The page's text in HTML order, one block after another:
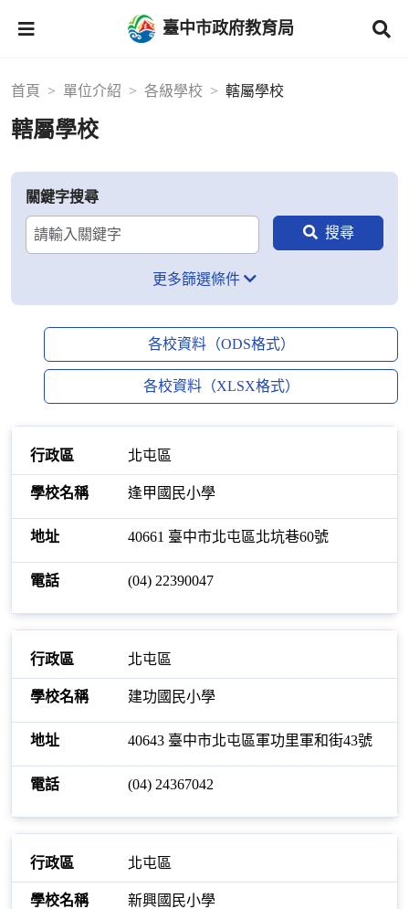
臺中市政府教育局
首頁 單位介紹 各級學校 轄屬學校
轄屬學校
關鍵字搜尋
更多篩選條件
各校資料（ODS格式）
各校資料（XLSX格式）
北屯區
逢甲國民小學
40661 臺中市北屯區北坑巷60號
(04) 22390047
北屯區
建功國民小學
40643 臺中市北屯區軍功里軍和街43號
(04) 24367042
北屯區
新興國民小學